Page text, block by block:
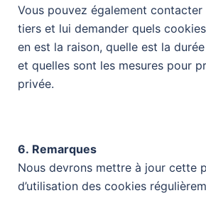
Vous pouvez également
tiers et lui demander quels
en est la raison, quelle est la
et quelles sont les mesures pour
privée.
6. Remarques
Nous devrons mettre à jour cette
d’utilisation des cookies